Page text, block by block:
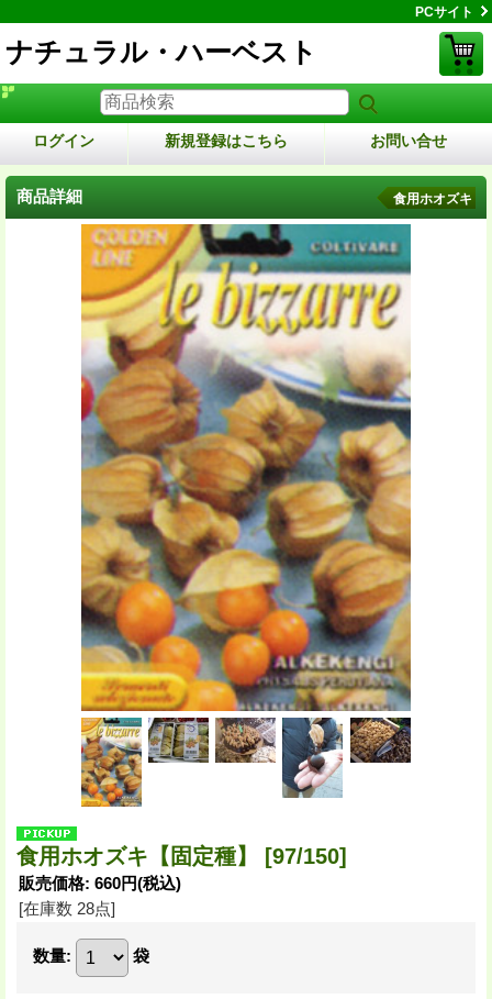
PCサイト
ナチュラル・ハーベスト
ログイン 新規登録はこちら お問い合せ
商品詳細 食用ホオズキ
食用ホオズキ【固定種】 [97/150]
販売価格: 660円(税込)
[在庫数 28点]
数量: 袋